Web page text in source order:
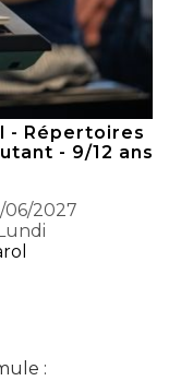
- Répertoires
- 9/12 ans
06/2027
: